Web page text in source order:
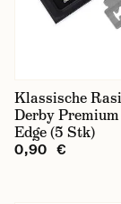
Feather
Schärfegrad
Klassische
Derby
Edge (5 Stk)
0,90 €